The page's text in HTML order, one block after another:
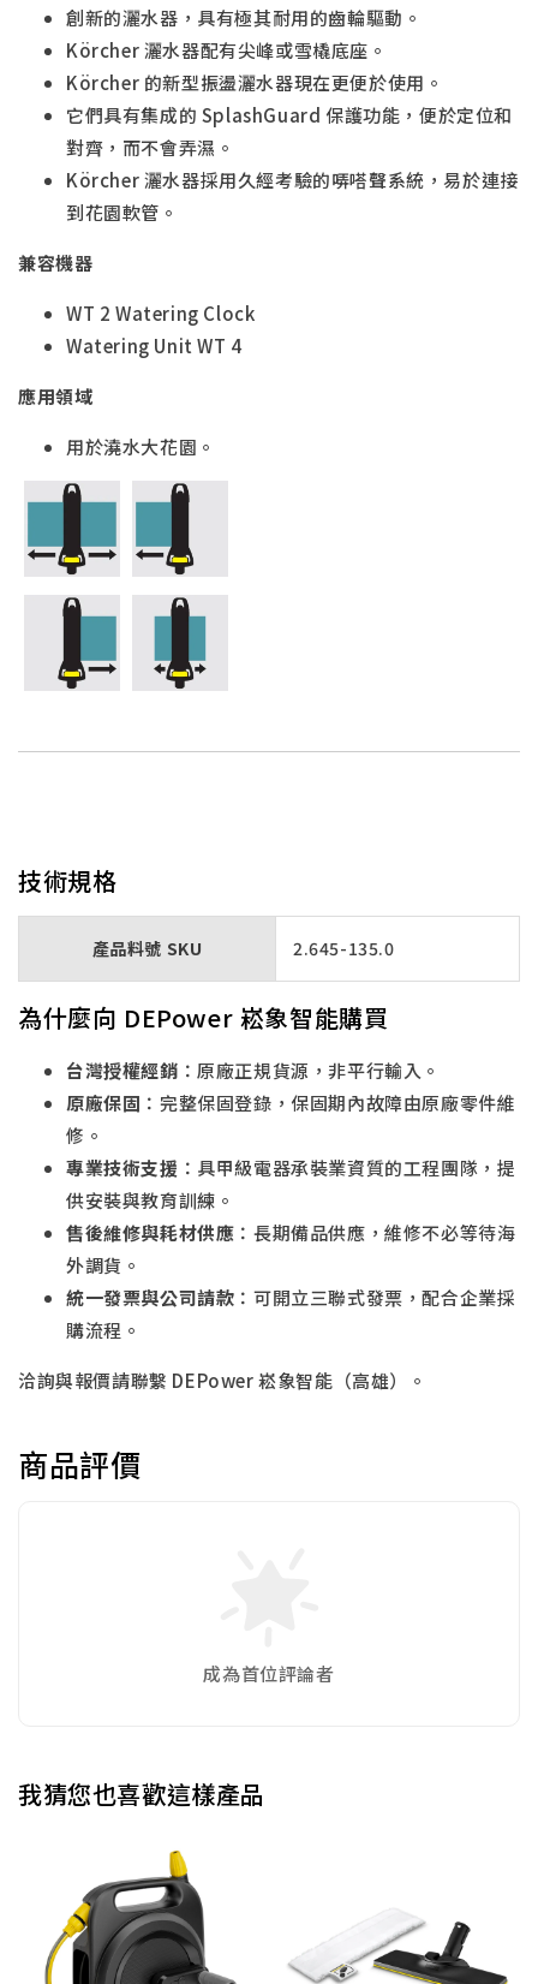
創新的灑水器，具有極其耐用的齒輪驅動。
Körcher 灑水器配有尖峰或雪橇底座。
Körcher 的新型振盪灑水器現在更便於使用。
它們具有集成的 SplashGuard 保護功能，便於定位和
對齊，而不會弄濕。
Körcher 灑水器採用久經考驗的哢嗒聲系統，易於連接
到花園軟管。
兼容機器
WT 2 Watering Clock
Watering Unit WT 4
應用領域
用於澆水大花園。
技術規格
產品料號 SKU 2.645-135.0
為什麼向 DEPower 崧象智能購買
台灣授權經銷 ：原廠正規貨源，非平行輸入。
原廠保固 ：完整保固登錄，保固期內故障由原廠零件維
修。
專業技術支援 ：具甲級電器承裝業資質的工程團隊，提
供安裝與教育訓練。
售後維修與耗材供應 ：長期備品供應，維修不必等待海
外調貨。
統一發票與公司請款 ：可開立三聯式發票，配合企業採
購流程。
洽詢與報價請聯繫 DEPower 崧象智能（高雄）。
商品評價
成為首位評論者
我猜您也喜歡這樣產品